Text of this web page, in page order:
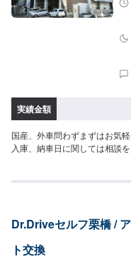
実績金額
国産、外車問わずまずはお気
入庫、納車日に関しては相談を
Dr.Driveセルフ栗橋 /
ト交換